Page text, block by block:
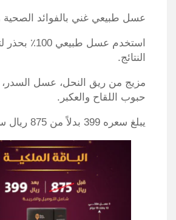
عسل طبيعي غني بالفوائد الصحية
استخدم عسل
النتائج.
مزيج من ريق النحل، عسل السدر،
حبوب اللقاح والعكبر.
يبلغ سعره 399 بدلاً من 875 ريال سعودي.